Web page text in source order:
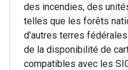
des incendies, des
telles que les forêts
d'autres terres
de la disponibilité de
compatibles avec les